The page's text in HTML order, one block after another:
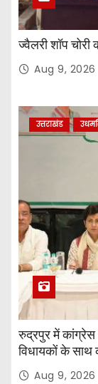
ज्वैलरी शॉप चोरी
Aug 9, 2026
उत्तराखंड
रुद्रपुर में कांग्रेस
विधायकों के
Aug 9, 2026